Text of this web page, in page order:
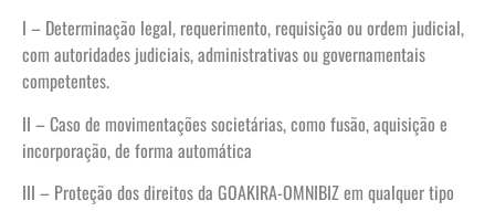
I – Determinação legal, requerimento, requisição ou ordem judicial,
com autoridades judiciais, administrativas ou governamentais
competentes.
II – Caso de movimentações societárias, como fusão, aquisição e
incorporação, de forma automática
III – Proteção dos direitos da GOAKIRA-OMNIBIZ em qualquer tipo